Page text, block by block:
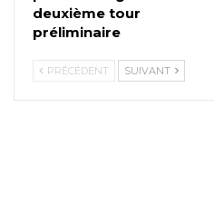
deuxième tour
préliminaire
PRÉCÉDENT SUIVANT